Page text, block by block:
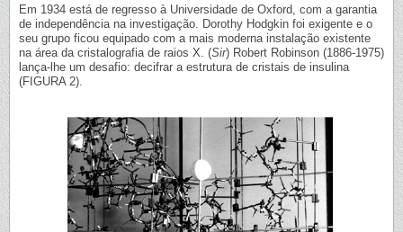
Em 1934 está de regresso à Universidade de Oxford, com a garantia
de independência na investigação. Dorothy Hodgkin foi exigente e o
seu grupo ficou equipado com a mais moderna instalação existente
na área da cristalografia de raios X. (Sir) Robert Robinson (1886-1975)
lança-lhe um desafio: decifrar a estrutura de cristais de insulina
(FIGURA 2).